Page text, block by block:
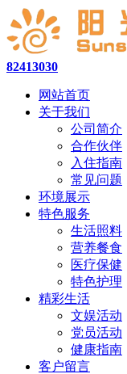
82413030
网站首页
关于我们
公司简介
合作伙伴
入住指南
常见问题
环境展示
特色服务
生活照料
营养餐食
医疗保健
特色护理
精彩生活
文娱活动
党员活动
健康指南
客户留言